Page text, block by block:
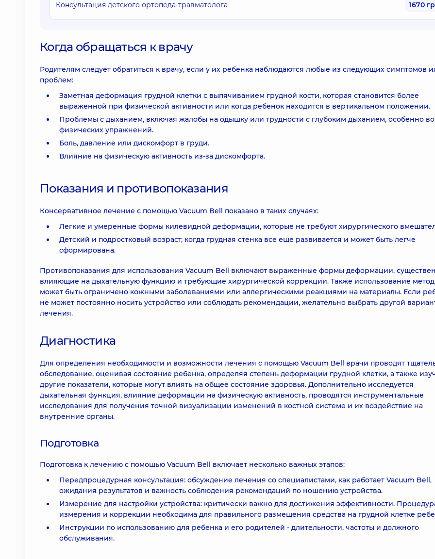
Консультация детского ортопеда-травматолога 1670
Когда обращаться к врачу
Родителям следует обратиться к врачу, если у их ребенка наблюдаются любые из следующих симптомов
проблем:
Заметная деформация грудной клетки с выпячиванием грудной кости, которая становится более
выраженной при физической активности или когда ребенок находится в вертикальном положении.
Проблемы с дыханием, включая жалобы на одышку или трудности с глубоким дыханием, особенно
физических упражнений.
Боль, давление или дискомфорт в груди.
Влияние на физическую активность из-за дискомфорта.
Показания и противопоказания
Консервативное лечение с помощью Vacuum Bell показано в таких случаях:
Легкие и умеренные формы килевидной деформации, которые не требуют хирургического
Детский и подростковый возраст, когда грудная стенка все еще развивается и может быть легче
сформирована.
Противопоказания для использования Vacuum Bell включают выраженные формы деформации,
влияющие на дыхательную функцию и требующие хирургической коррекции. Также использование
может быть ограничено кожными заболеваниями или аллергическими реакциями на материалы. Если
не может постоянно носить устройство или соблюдать рекомендации, желательно выбрать другой
лечения.
Диагностика
Для определения необходимости и возможности лечения с помощью Vacuum Bell врачи проводят
обследование, оценивая состояние ребенка, определяя степень деформации грудной клетки, а также
другие показатели, которые могут влиять на общее состояние здоровья. Дополнительно исследуется
дыхательная функция, влияние деформации на физическую активность, проводятся инструментальные
исследования для получения точной визуализации изменений в костной системе и их воздействие на
внутренние органы.
Подготовка
Подготовка к лечению с помощью Vacuum Bell включает несколько важных этапов:
Передпроцедурная консультация: обсуждение лечения со специалистами, как работает Vacuum Bell,
ожидания результатов и важность соблюдения рекомендаций по ношению устройства.
Измерение для настройки устройства: критически важно для достижения эффективности.
измерения и коррекции необходима для правильного размещения средства на грудной клетке
Инструкции по использованию для ребенка и его родителей - длительности, частоты и должного
обслуживания.